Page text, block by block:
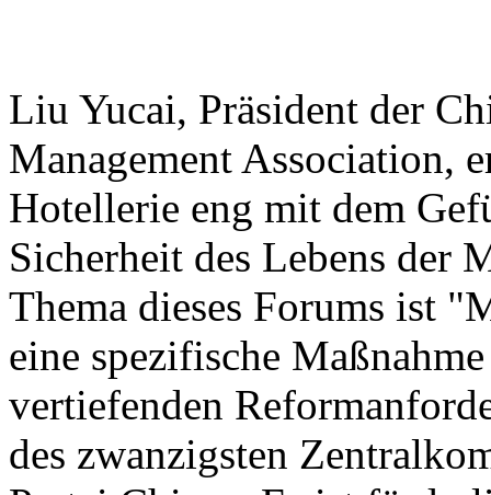
Liu Yucai, Präsident der
Management Association,
Hotellerie eng mit dem
Sicherheit des Lebens der
Thema dieses Forums ist
eine spezifische
vertiefenden
des zwanzigsten